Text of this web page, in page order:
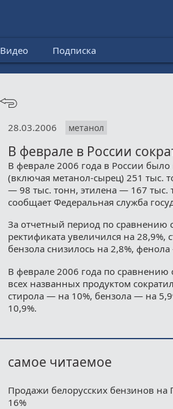
Видео Подписка
28.03.2006 метанол
В феврале в России
В феврале 2006 года в России
(включая метанол-сырец) 251 тыс.
— 98 тыс. тонн, этилена — 167
сообщает Федеральная служба
За отчетный период по сравнению
ректификата увеличился на
бензола снизилось на 2,8%,
В феврале 2006 года по
всех названных продуктом
стирола — на 10%, бензола — на
10,9%.
самое читаемое
Продажи белорусских бензинов
16%